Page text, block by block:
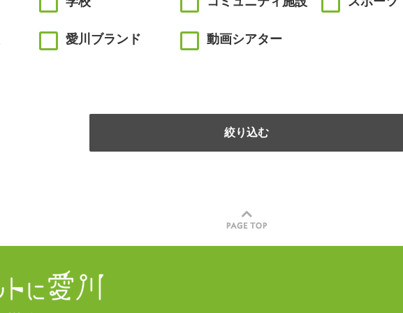
愛川ブランド 動画シアター